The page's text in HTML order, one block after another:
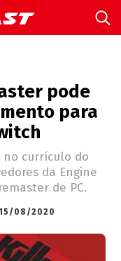
pode
para
currículo do
da Engine
de PC.
15/08/2020